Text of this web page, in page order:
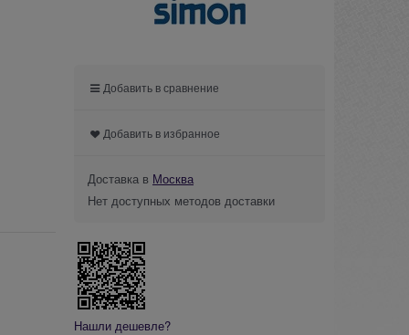
Добавить в сравнение
Добавить в избранное
Доставка в Москва
Нет доступных методов доставки
Нашли дешевле?